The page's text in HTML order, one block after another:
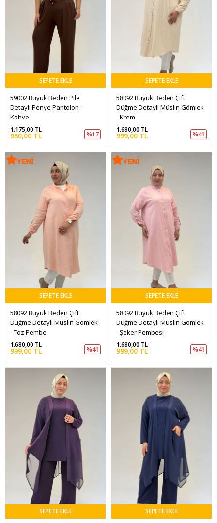
SEPETE EKLE
59002 Büyük Beden Pile
Detaylı Penye Pantolon -
Kahve
980,00 TL
1.175,00 TL
%17
SEPETE EKLE
58092 Büyük Beden Çift
Düğme Detaylı Müslin Gömlek
- Krem
999,00 TL
1.680,00 TL
%41
SEPETE EKLE
58092 Büyük Beden Çift
Düğme Detaylı Müslin Gömlek
- Toz Pembe
999,00 TL
1.680,00 TL
%41
SEPETE EKLE
58092 Büyük Beden Çift
Düğme Detaylı Müslin Gömlek
- Şeker Pembesi
999,00 TL
1.680,00 TL
%41
SEPETE EKLE SEPETE EKLE